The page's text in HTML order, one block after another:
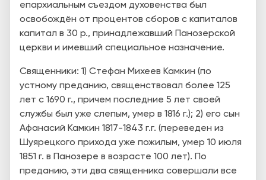
епархиальным съездом духовенства был
освобождён от процентов сборов с капиталов
капитал в 30 р., принадлежавший Панозерской
церкви и имевший специальное назначение.
Священники: 1) Стефан Михеев Камкин (по
устному преданию, священствовал более 125
лет с 1690 г., причем последние 5 лет своей
службы был уже слепым, умер в 1816 г.); 2) его сын
Афанасий Камкин 1817-1843 г.г. (переведен из
Шуярецкого прихода уже пожилым, умер 10 июля
1851 г. в Панозере в возрасте 100 лет). По
преданию, эти два священника совершали все